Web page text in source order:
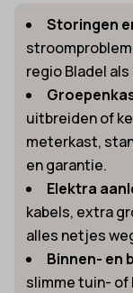
Storingen
regio Bladel
uitbreiden of
meterkast,
en garantie.
Elektra
kabels, extra
alles netjes
Binnen- en
slimme tuin-